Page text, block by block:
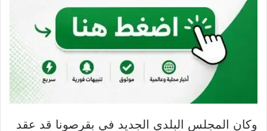
وكان المجلس البلدي الجديد في بقرصونا قد عقد